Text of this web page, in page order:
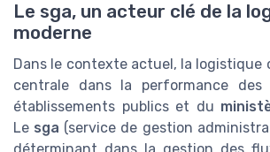
Le sga, un acteur clé de la
moderne
Dans le contexte actuel, la logistique
centrale dans la performance des
établissements publics et du
Le sga (service de gestion